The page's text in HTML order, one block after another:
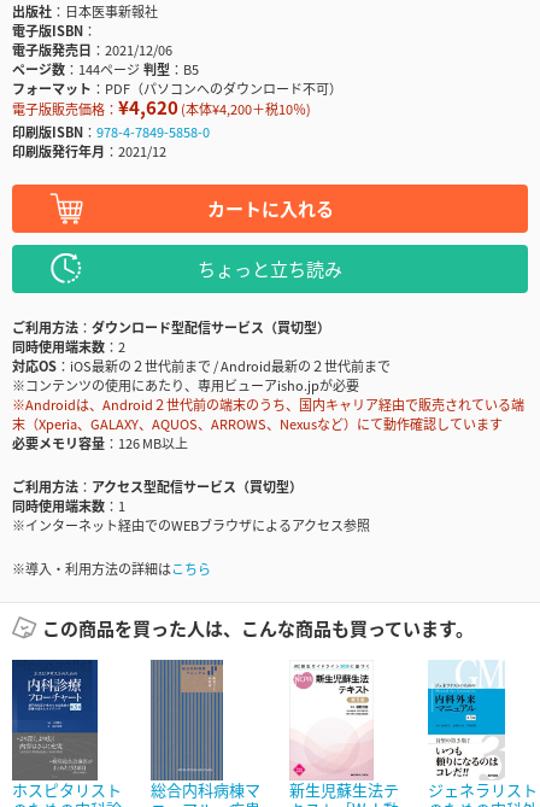
出版社
日本医事新報社
電子版ISBN
電子版発売日
2021/12/06
ページ数
144ページ判型
B5
フォーマット
PDF（パソコンへのダウンロード不可）
電子版販売価格： ¥4,620(本体¥4,200＋税10％)
印刷版ISBN
978-4-7849-5858-0
印刷版発行年月
2021/12
カートに入れる
ちょっと立ち読み
ご利用方法
ダウンロード型配信サービス（買切型）
同時使用端末数
2
対応OS
iOS最新の２世代前まで / Android最新の２世代前まで
※コンテンツの使用にあたり、専用ビューアisho.jpが必要
※Androidは、Android２世代前の端末のうち、国内キャリア経由で販売されている端
末（Xperia、GALAXY、AQUOS、ARROWS、Nexusなど）にて動作確認しています
必要メモリ容量
126 MB以上
ご利用方法
アクセス型配信サービス（買切型）
同時使用端末数
1
※インターネット経由でのWEBブラウザによるアクセス参照
※導入・利用方法の詳細はこちら
この商品を買った人は、こんな商品も買っています。
ホスピタリスト
総合内科病棟マ
新生児蘇生法テ
ジェネラリスト